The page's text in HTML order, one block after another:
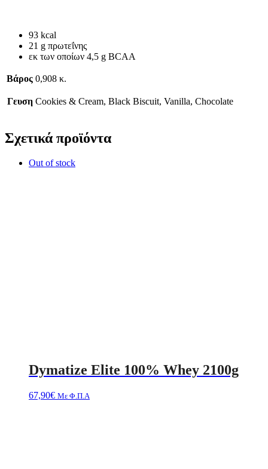
93 kcal
21 g πρωτεΐνης
εκ των οποίων 4,5 g BCAA
Βάρος 0,908 κ.
Γευση Cookies & Cream, Black Biscuit, Vanilla, Chocolate
Σχετικά προϊόντα
Out of stock
Dymatize Elite 100% Whey 2100g
67,90€ Με Φ.Π.Α